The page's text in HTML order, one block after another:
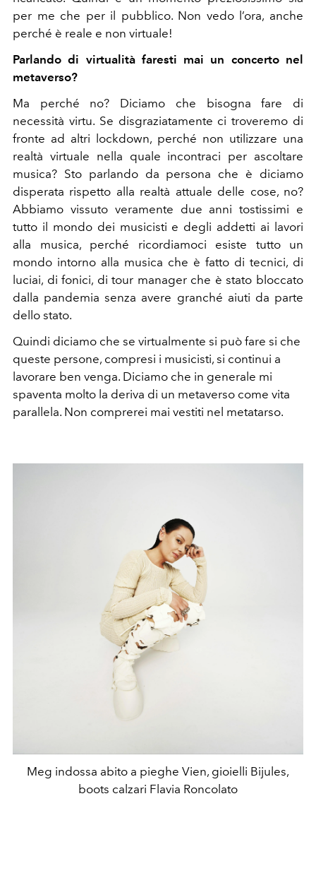
per me che per il pubblico. Non vedo l’ora, anche
perché è reale e non virtuale!
Parlando di virtualità faresti mai un concerto nel
metaverso?
Ma perché no? Diciamo che bisogna fare di
necessità virtu. Se disgraziatamente ci troveremo di
fronte ad altri lockdown, perché non utilizzare una
realtà virtuale nella quale incontraci per ascoltare
musica? Sto parlando da persona che è diciamo
disperata rispetto alla realtà attuale delle cose, no?
Abbiamo vissuto veramente due anni tostissimi e
tutto il mondo dei musicisti e degli addetti ai lavori
alla musica, perché ricordiamoci esiste tutto un
mondo intorno alla musica che è fatto di tecnici, di
luciai, di fonici, di tour manager che è stato bloccato
dalla pandemia senza avere granché aiuti da parte
dello stato.
Quindi diciamo che se virtualmente si può fare si che
queste persone, compresi i musicisti, si continui a
lavorare ben venga. Diciamo che in generale mi
spaventa molto la deriva di un metaverso come vita
parallela. Non comprerei mai vestiti nel metatarso.
Meg indossa abito a pieghe Vien, gioielli Bijules,
boots calzari Flavia Roncolato